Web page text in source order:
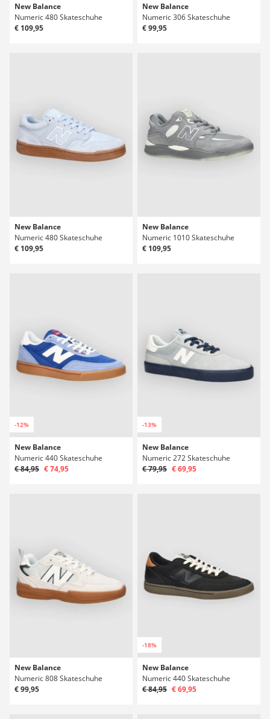
New Balance
Numeric 480 Skateschuhe
€ 109,95
New Balance
Numeric 306 Skateschuhe
€ 99,95
New Balance
Numeric 480 Skateschuhe
€ 109,95
New Balance
Numeric 1010 Skateschuhe
€ 109,95
-12%
New Balance
Numeric 440 Skateschuhe
€ 84,95 € 74,95
-13%
New Balance
Numeric 272 Skateschuhe
€ 79,95 € 69,95
New Balance
Numeric 808 Skateschuhe
€ 99,95
-18%
New Balance
Numeric 440 Skateschuhe
€ 84,95 € 69,95